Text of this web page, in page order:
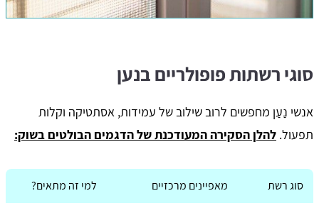
סוגי רשתות פופולריים בנען
אנשי נַעַן מחפשים לרוב שילוב של עמידות, אסתטיקה וקלות
תפעול. להלן הסקירה המעודכנת של הדגמים הבולטים בשוק:
סוג רשת מאפיינים מרכזיים למי זה מתאים?